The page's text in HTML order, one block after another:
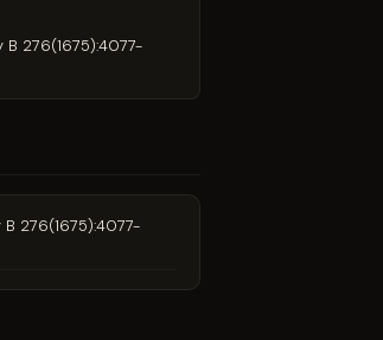
276(1675):4077-
276(1675):4077-